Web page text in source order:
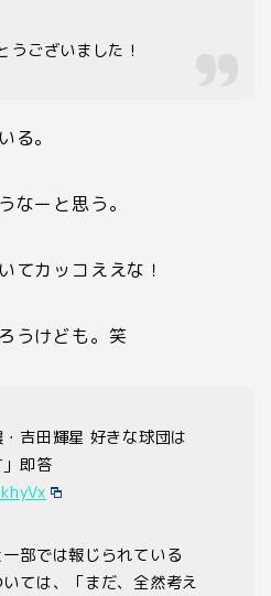
うございました！
る。
なーと思う。
てカッコええな！
うけども。笑
・吉田輝星 好きな球団は
」即答
部では報じられている
ては、「まだ、全然考え